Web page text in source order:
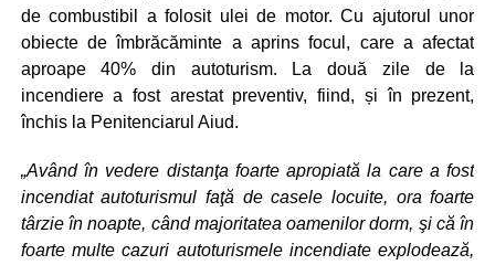
de combustibil a folosit ulei de motor. Cu ajutorul unor
obiecte de îmbrăcăminte a aprins focul, care a afectat
aproape 40% din autoturism. La două zile de la
incendiere a fost arestat preventiv, fiind, și în prezent,
închis la Penitenciarul Aiud.
„Având în vedere distanţa foarte apropiată la care a fost
incendiat autoturismul faţă de casele locuite, ora foarte
târzie în noapte, când majoritatea oamenilor dorm, şi că în
foarte multe cazuri autoturismele incendiate explodează,